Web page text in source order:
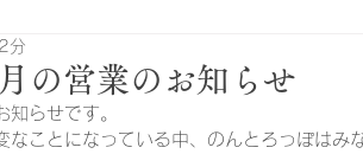
の営業のお知らせ
分
らせです。
なことになっている中、のんとろっぽはみ